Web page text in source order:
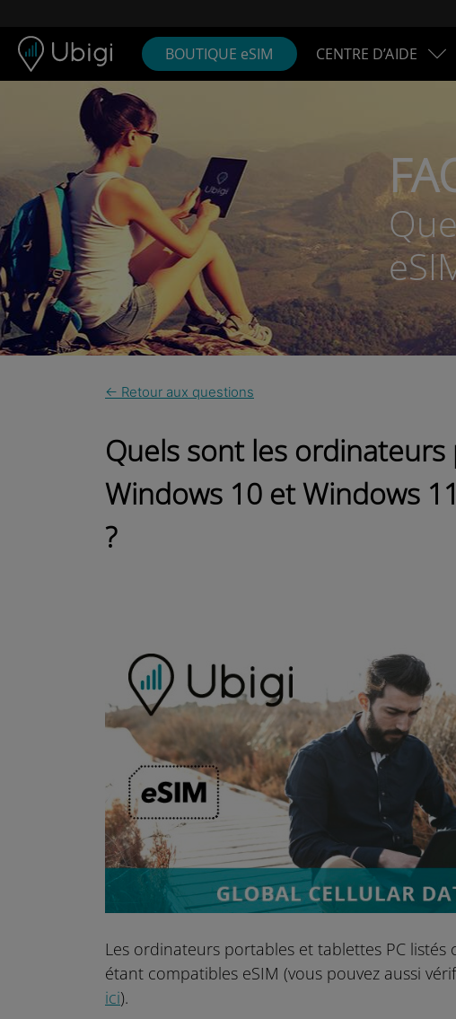
BOUTIQUE eSIM CENTRE D’AIDE
← Retour aux questions
Quels sont les
Windows 10 et Windows
?
Les ordinateurs portables et tablettes PC
étant compatibles eSIM (vous pouvez aussi
ici).